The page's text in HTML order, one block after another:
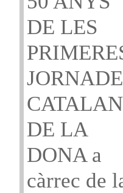
DE LES
DE LA
DONA a
càrrec de